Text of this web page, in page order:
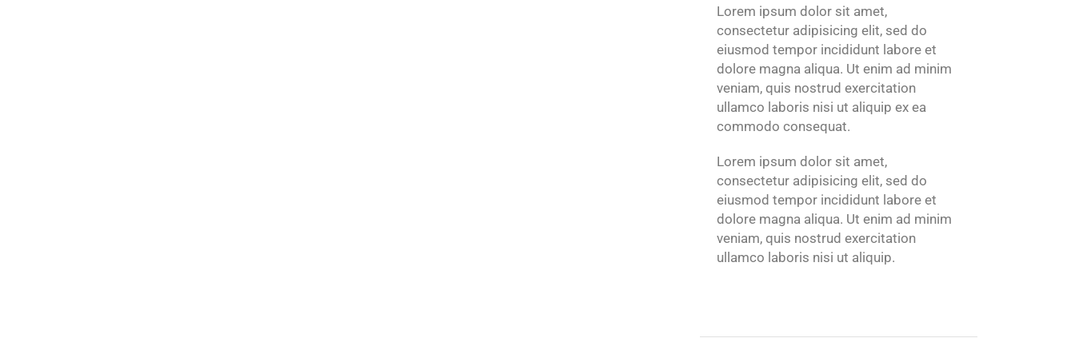
Lorem ipsum dolor sit amet,
consectetur adipisicing elit, sed do
eiusmod tempor incididunt labore et
dolore magna aliqua. Ut enim ad minim
veniam, quis nostrud exercitation
ullamco laboris nisi ut aliquip ex ea
commodo consequat.
Lorem ipsum dolor sit amet,
consectetur adipisicing elit, sed do
eiusmod tempor incididunt labore et
dolore magna aliqua. Ut enim ad minim
veniam, quis nostrud exercitation
ullamco laboris nisi ut aliquip.